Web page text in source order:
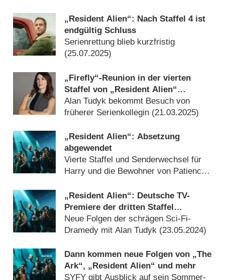
„Resident Alien“: Nach Staffel 4 ist
endgültig Schluss
Serienrettung blieb kurzfristig
(25.07.2025)
„Firefly“-Reunion in der vierten
Staffel von „Resident Alien“
bestätigt
Alan Tudyk bekommt Besuch von
früherer Serienkollegin (21.03.2025)
„Resident Alien“: Absetzung
abgewendet
Vierte Staffel und Senderwechsel für
Harry und die Bewohner von Patience
„Resident Alien“: Deutsche TV-
Premiere der dritten Staffel
angekündigt
Neue Folgen der schrägen Sci-Fi-
Dramedy mit Alan Tudyk (23.05.2024)
Dann kommen neue Folgen von „The
Ark“, „Resident Alien“ und mehr
SYFY gibt Ausblick auf sein Sommer-